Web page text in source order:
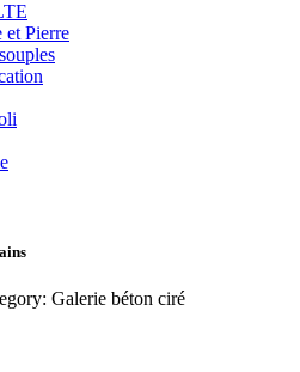
et Pierre
Galerie béton ciré